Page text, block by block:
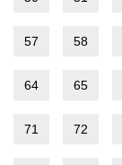
57 58
64 65
71 72